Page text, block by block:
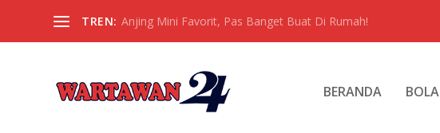
TREN: Anjing Mini Favorit, Pas Banget Buat Di Rumah!
BERANDA BOLA